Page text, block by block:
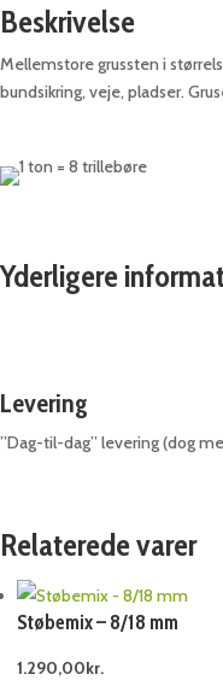
antal
Beskrivelse
Mellemstore grussten i
bundsikring, veje, pladser.
Yderligere
Levering
”Dag-til-dag” levering (dog
Relaterede varer
Støbemix – 8/18 mm
1.290,00kr.